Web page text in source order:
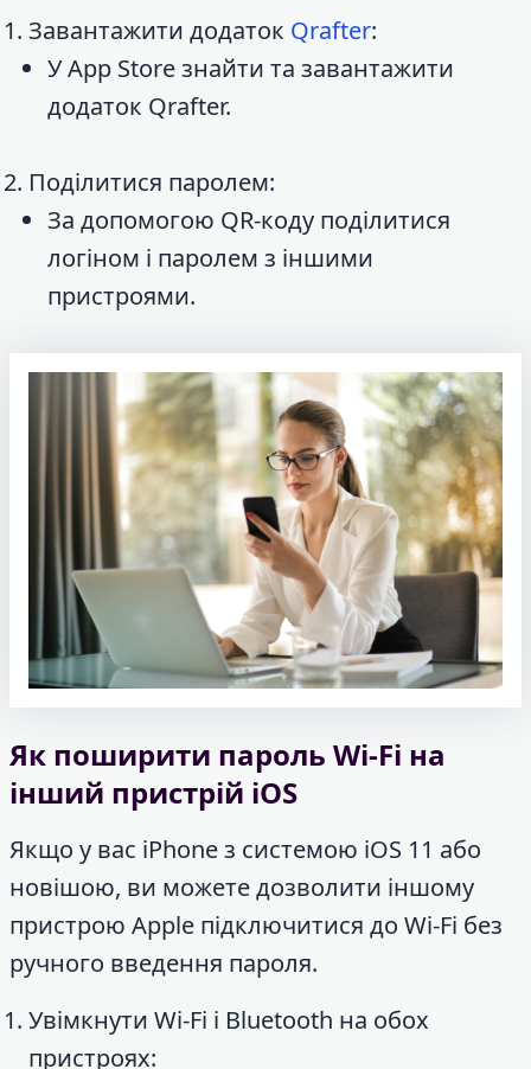
Завантажити додаток Qrafter:
У App Store знайти та завантажити
додаток Qrafter.
Поділитися паролем:
За допомогою QR-коду поділитися
логіном і паролем з іншими
пристроями.
Як поширити пароль Wi-Fi на
інший пристрій iOS
Якщо у вас iPhone з системою iOS 11 або
новішою, ви можете дозволити іншому
пристрою Apple підключитися до Wi-Fi без
ручного введення пароля.
Увімкнути Wi-Fi і Bluetooth на обох
пристроях: